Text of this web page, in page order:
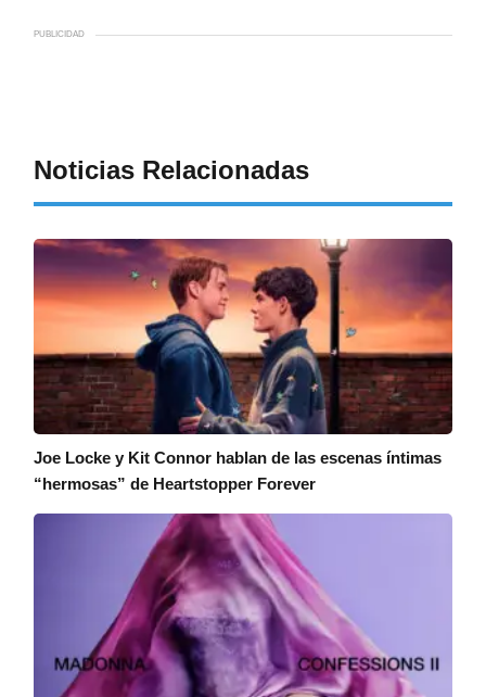
PUBLICIDAD
Noticias Relacionadas
Joe Locke y Kit Connor hablan de las escenas íntimas
“hermosas” de Heartstopper Forever